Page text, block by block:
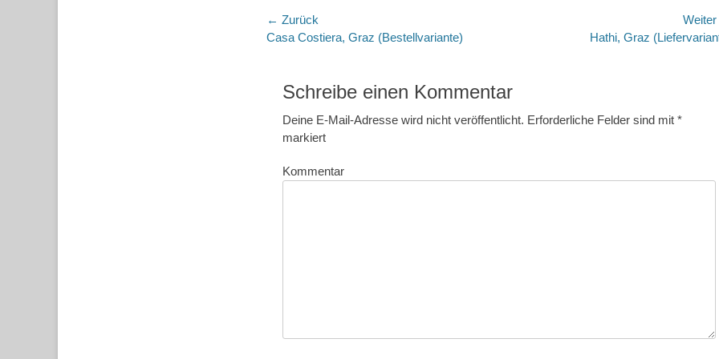
Beitragsnavigation
← Zurück
Vorheriger
Casa Costiera, Graz (Bestellvariante) Hathi, Graz
Schreibe einen Kommentar
Deine E-Mail-Adresse wird nicht veröffentlicht. Erforderliche Felder sind mit *
markiert
Kommentar